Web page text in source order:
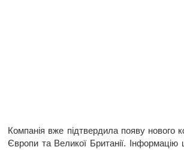
Компанія вже підтвердила появу нового
Європи та Великої Британії. Інформацію